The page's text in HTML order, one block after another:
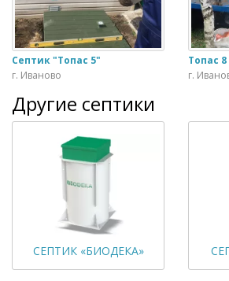
Септик "Топас 5"
г. Иваново
Топас 8
г.
Другие септики
СЕПТИК «БИОДЕКА»